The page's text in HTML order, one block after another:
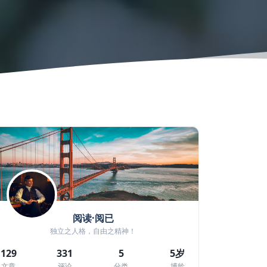
阅读·阅已
独立之人格，自由之精神！
129 331 5 5岁